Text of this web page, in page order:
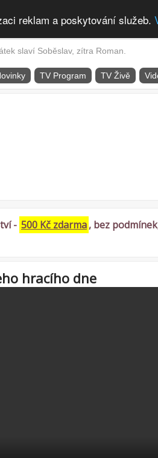
reklam a poskytování služeb.
slaví Soběslav, zítra Roman.
TV Program TV Živě
- 500 Kč zdarma, bez
hracího dne